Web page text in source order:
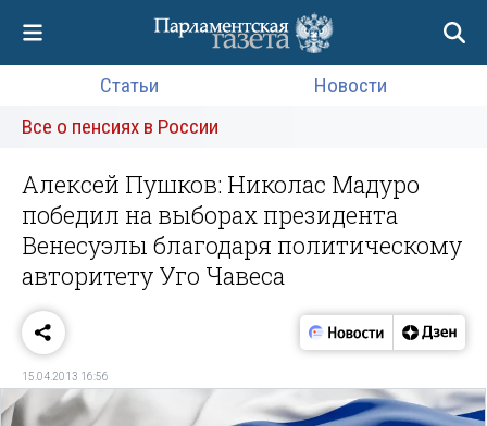
Статьи
Новости
Все о пенсиях в России
Алексей Пушков: Николас Мадуро
победил на выборах президента
Венесуэлы благодаря политическому
авторитету Уго Чавеса
15.04.2013 16:56